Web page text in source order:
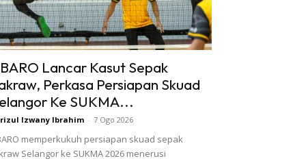
Lancar Kasut Sepak
Perkasa Persiapan Skuad
Ke SUKMA...
Izwany Ibrahim - 7 Ogo 2026
memperkukuh persiapan skuad sepak
Selangor ke SUKMA 2026 menerusi